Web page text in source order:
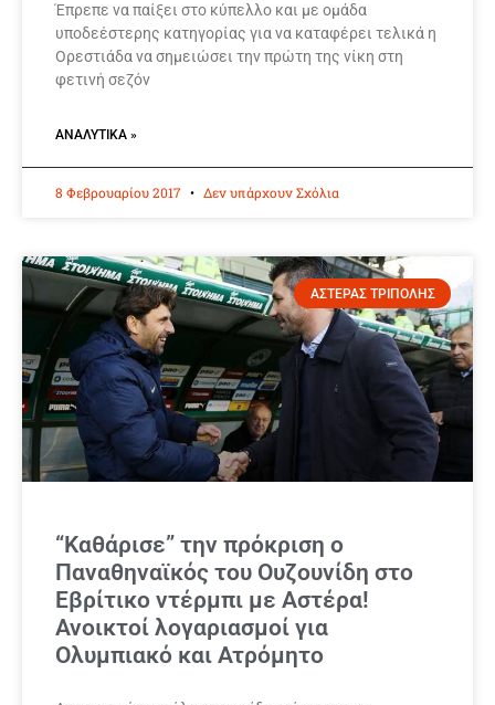
Έπρεπε να παίξει στο κύπελλο και με ομάδα
υποδεέστερης κατηγορίας για να καταφέρει τελικά η
Ορεστιάδα να σημειώσει την πρώτη της νίκη στη
φετινή σεζόν
ΑΝΑΛΥΤΙΚΆ »
8 Φεβρουαρίου 2017 Δεν υπάρχουν Σχόλια
ΑΣΤΕΡΑΣ ΤΡΙΠΟΛΗΣ
“Καθάρισε” την πρόκριση ο
Παναθηναϊκός του Ουζουνίδη στο
Εβρίτικο ντέρμπι με Αστέρα!
Ανοικτοί λογαριασμοί για
Ολυμπιακό και Ατρόμητο